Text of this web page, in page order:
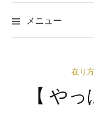
ス
キ
メニュー
在り方
【 や